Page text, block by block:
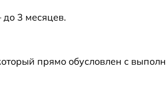
3 месяцев.
прямо обусловлен с